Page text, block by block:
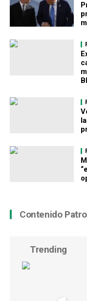
Contenido
Trending